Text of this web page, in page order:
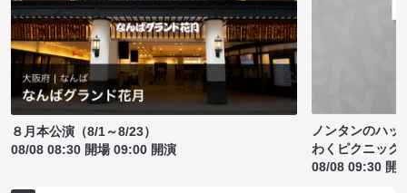
８月本公演（8/1～8/23）
08/08 08:30 開場 09:00 開演
ノンタンのハッ
わくピクニック
08/08 09:30 開